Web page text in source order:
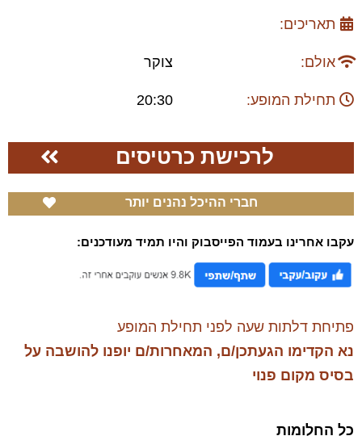
תאריכים:
אולם: צוקר
תחילת המופע: 20:30
לרכישת כרטיסים
חברי ההיכל נהנים יותר
עקבו אחרינו בעמוד הפייסבוק והיו תמיד מעודכנים:
פתיחת דלתות שעה לפני תחילת המופע
נא הקדימו הגעתכן/ם, המאחרות/ם יופנו להושבה על
בסיס מקום פנוי
כל החלומות